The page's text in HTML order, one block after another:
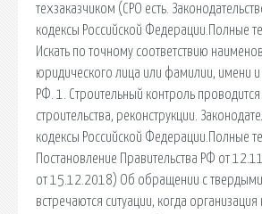
техзаказчиком (СРО есть.
кодексы Российской Федерации.Полные
Искать по точному соответствию
юридического лица или фамилии, имени и
РФ. 1. Строительный контроль
строительства, реконструкции.
кодексы Российской Федерации.Полные
Постановление Правительства РФ от
от 15.12.2018) Об обращении с
встречаются ситуации, когда